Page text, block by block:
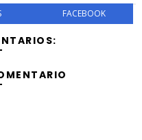
FACEBOOK